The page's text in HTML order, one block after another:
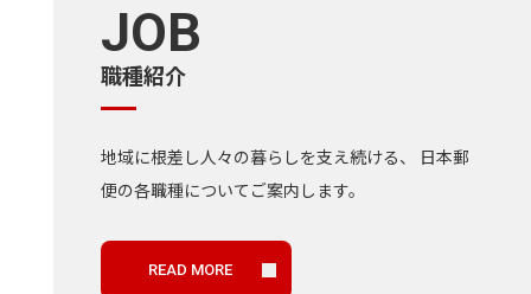
JOB
職種紹介
地域に根差し人々の暮らしを支え続ける、
日本郵
便の各職種についてご案内します。
READ MORE